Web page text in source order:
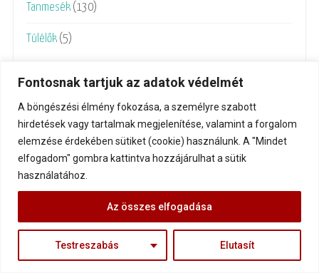
Fontosnak tartjuk az adatok védelmét
A böngészési élmény fokozása, a személyre szabott
hirdetések vagy tartalmak megjelenítése, valamint a forgalom
elemzése érdekében sütiket (cookie) használunk. A "Mindet
elfogadom" gombra kattintva hozzájárulhat a sütik
használatához.
Testreszabás Elutasít
Az összes elfogadása
Tanmesék (130)
Túlélők (5)